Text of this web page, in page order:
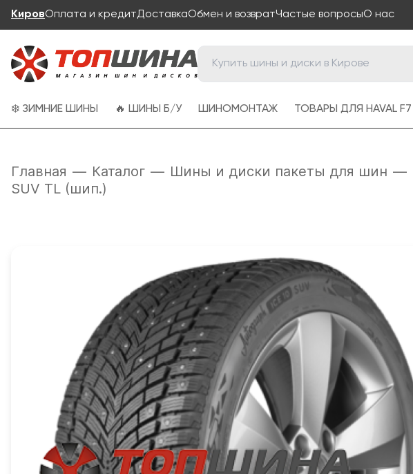
КировОплата и кредитДоставкаОбмен и возвратЧастые вопросыО нас
❄️ ЗИМНИЕ ШИНЫ 🔥 ШИНЫ Б/У ШИНОМОНТАЖ ТОВАРЫ ДЛЯ HAVAL F7
Главная — Каталог — Шины и диски пакеты для шин —
SUV TL (шип.)